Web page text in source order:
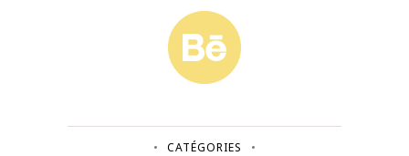
CATÉGORIES